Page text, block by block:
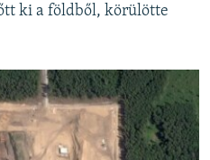
ki a földből, körülötte